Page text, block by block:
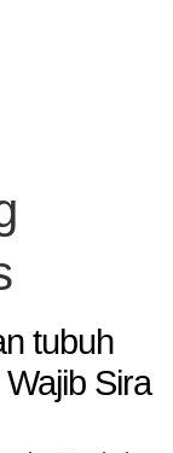
tubuh
Sira